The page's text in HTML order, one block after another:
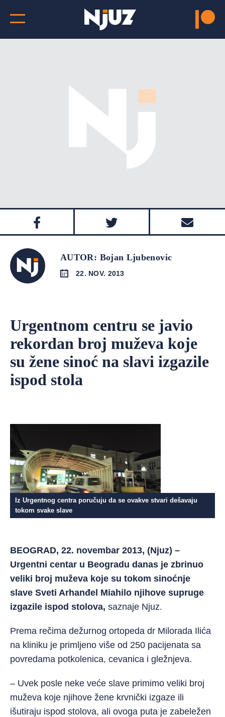
AUTOR: Bojan Ljubenovic
22. NOV. 2013
Urgentnom centru se javio
rekordan broj muževa koje
su žene sinoć na slavi izgazile
ispod stola
Iz Urgentnog centra poručuju da se ovakve stvari dešavaju
tokom svake slave
BEOGRAD, 22. novembar 2013, (Njuz) –
Urgentni centar u Beogradu danas je zbrinuo
veliki broj muževa koje su tokom sinoćnje
slave Sveti Arhanđel Miahilo njihove supruge
izgazile ispod stolova, saznaje Njuz.
Prema rečima dežurnog ortopeda dr Milorada Ilića
na kliniku je primljeno više od 250 pacijenata sa
povredama potkolenica, cevanica i gležnjeva.
– Uvek posle neke veće slave primimo veliki broj
muževa koje njihove žene krvnički izgaze ili
išutiraju ispod stolova, ali ovoga puta je zabeležen